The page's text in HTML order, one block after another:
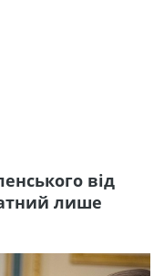
від
лише